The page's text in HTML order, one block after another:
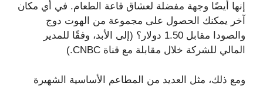
إنها أيضًا وجهة مفضلة لعشاق قاعة الطعام. في أي مكان
آخر يمكنك الحصول على مجموعة من الهوت دوج
والصودا مقابل 1.50 دولار؟ (إلى الأبد، وفقًا للمدير
المالي للشركة خلال مقابلة مع قناة CNBC.)
ومع ذلك، مثل العديد من المطاعم الأساسية الشهيرة